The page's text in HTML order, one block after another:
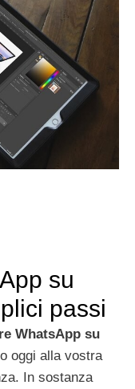
su
passi
WhatsApp su
oggi alla vostra
In sostanza